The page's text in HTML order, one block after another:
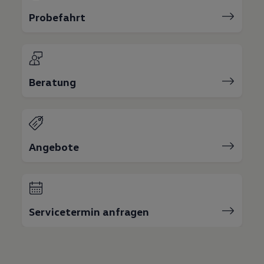
Bulli Magazin
Probefahrt
Beratung
Angebote
Servicetermin anfragen